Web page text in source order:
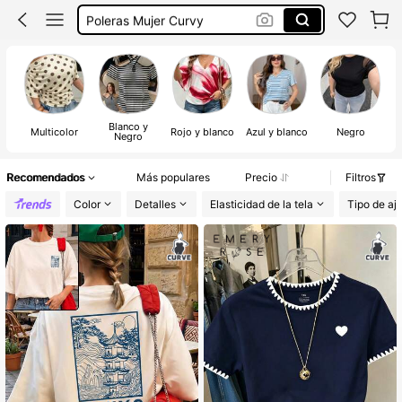
Poleras Mujer Curvy
Blusas Curvy Mujer
Multicolor Blanco y
Negro Rojo y blanco Azul y blanco Negro
Recomendados Más populares Precio
Filtros
Color
Detalles Elasticidad de la tela Tipo de